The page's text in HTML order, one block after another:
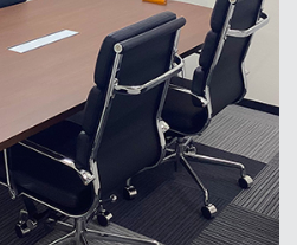
1111.14㎡
長町南駅
歩33分
8,000万円
利回6.1%
長町南駅